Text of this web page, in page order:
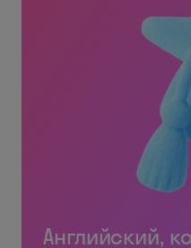
Английский,